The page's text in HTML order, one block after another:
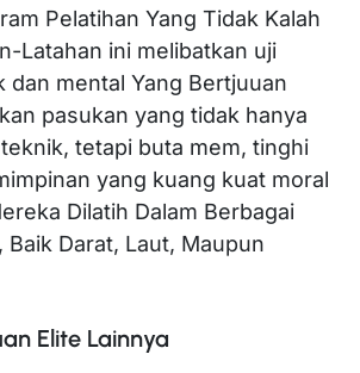
Pelatihan Yang Tidak Kalah
Latahan ini melibatkan uji
dan mental Yang Bertjuuan
pasukan yang tidak hanya
tetapi buta mem, tinghi
yang kuang kuat moral
Dilatih Dalam Berbagai
Darat, Laut, Maupun
Elite Lainnya